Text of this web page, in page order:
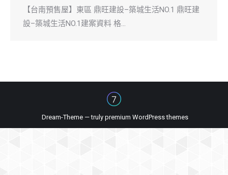
【台南預售屋】東區 鼎旺建設–築城生活NO.1 鼎旺建
設–築城生活NO.1建案資料 格…
Dream-Theme — truly premium WordPress themes